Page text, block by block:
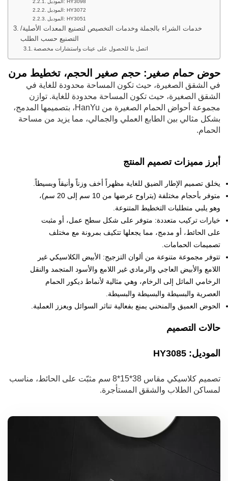
الموديل: HY3072
الموديل: HY3051
خدمات الشراء بالجملة وخدمات التخصيص لتصنيع المعدات الأصلية/
التصنيع حسب الطلب
اتصل بنا للحصول على عينات واستشارات مخصصة
حوض حمام صغير: حجم صغير الحجم، تخطيط مرن
في الشقق الصغيرة، حيث تكون المساحة محدودة للغاية في
الشقق الصغيرة، حيث تكون المساحة محدودة للغاية. توازن
مجموعة أحواض الحمام الصغيرة من HanYu، بتصميمها المدمج،
بشكل مثالي بين الطابع العملي والجمالي، مما يزيد من مساحة
الحمام.
أبرز مميزات تصميم المنتج
يخلق تصميم الإطار الضيق للغاية مظهراً أخف وزناً وأنيقاً وبسيطاً.
متوفر بأحجام مختلفة (يتراوح عرضها من 10 سم إلى 20 سم)،
وهو يلبي متطلبات التخطيط المتنوعة.
خيارات تركيب متعددة: متوفر على شكل سطح عمل، أو مثبت
على الحائط، أو مدمج، مما يجعلها تتكيف بمرونة مع مختلف
تصميمات الحمامات.
تتوفر مجموعة متنوعة من ألوان التزجيج: الأبيض الكلاسيكي غير
اللامع والأبيض العاجي والرمادي غير اللامع والأسود المتجمد والنقل
الرخامي المائل إلى الرخام، وهي مثالية لأنماط ديكور الحمام
العصرية والبسيطة والبسيطة والبسيطة.
الحوض العميق والمنحني يمنع بفعالية تناثر السوائل ويعزز العملية.
حالات التصميم
الموديل: HY3085
تصميم كلاسيكي مقاس 38*15*8 سم مثبّت على الحائط، مناسب
لمساكن الطلاب والشقق المستأجرة.